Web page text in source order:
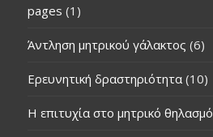
pages (1)
Άντληση μητρικού γάλακτος (6)
Ερευνητική δραστηριότητα(10)
Η επιτυχία στο μητρικό θηλασμό